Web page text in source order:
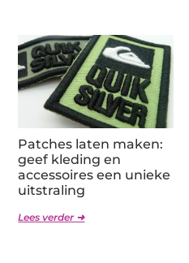
Patches laten maken:
geef kleding en
accessoires een unieke
uitstraling
Lees verder ➜